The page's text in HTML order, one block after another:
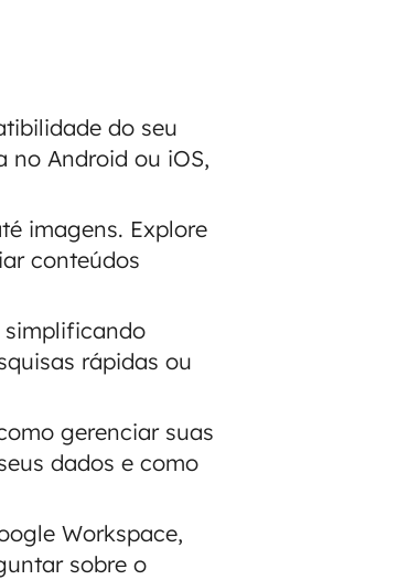
do seu
no Android ou iOS,
imagens. Explore
conteúdos
simplificando
rápidas ou
gerenciar suas
dados e como
Workspace,
sobre o